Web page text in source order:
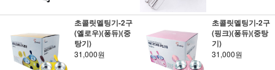
초콜릿멜팅기-2구
(옐로우)(퐁듀)(중
탕기)
31,000원
초콜릿멜팅기-2구
(핑크)(퐁듀)(중탕
기)
31,000원